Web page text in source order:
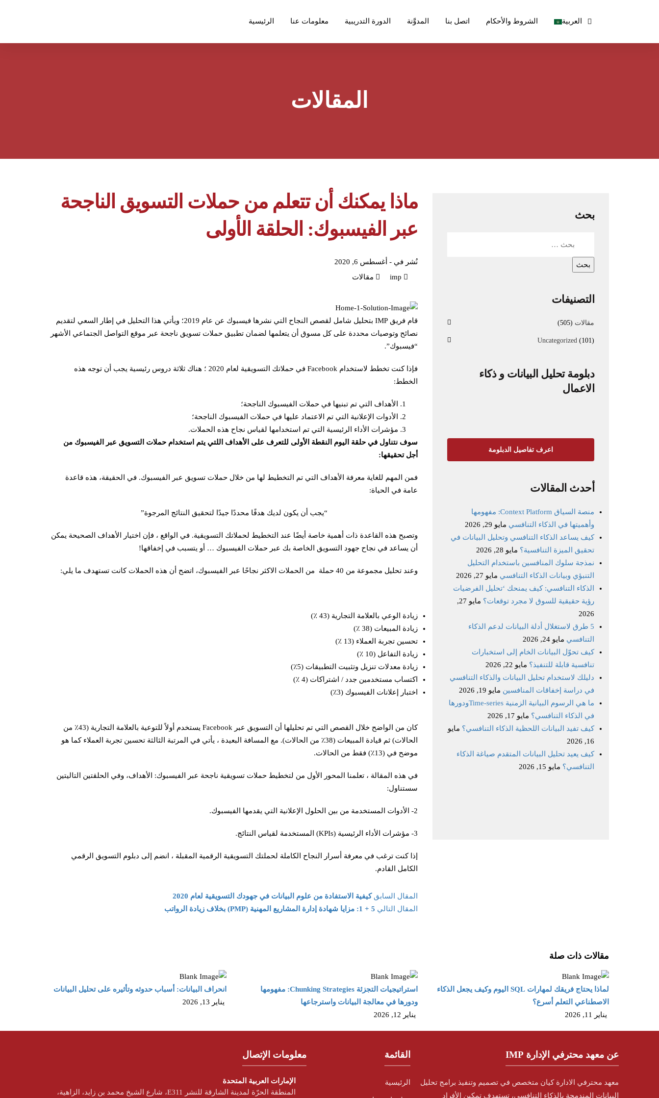
الرئيسية معلومات عنا الدورة التدريبية المدوَّنة اتصل بنا الشروط والأحكام العربية
المقالات
ماذا يمكنك أن تتعلم من حملات التسويق الناجحة
عبر الفيسبوك: الحلقة الأولى
نُشر في - أغسطس 6, 2020
imp
مقالات
قام فريق IMP بتحليل شامل لقصص النجاح التي نشرها فيسبوك عن عام 2019؛ ويأتي هذا التحليل في إطار السعي لتقديم
نصائح وتوصيات محددة على كل مسوق أن يتعلمها لضمان تطبيق حملات تسويق ناجحة عبر موقع التواصل الجتماعي الأشهر
“فيسبوك”.
فإذا كنت تخطط لاستخدام Facebook في حملاتك التسويقية لعام 2020 ؛ هناك ثلاثة دروس رئيسية يجب أن توجه هذه
الخطط:
الأهداف التي تم تبنيها في حملات الفيسبوك الناجحة؛
الأدوات الإعلانية التي تم الاعتماد عليها في حملات الفيسبوك الناجحة؛
مؤشرات الأداء الرئيسية التي تم استخدامها لقياس نجاح هذه الحملات.
سوف نتناول في حلقة اليوم النقطة الأولى للتعرف على الأهداف اللتي يتم استخدام حملات التسويق عبر الفيسبوك من
أجل تحقيقها:
فمن المهم للغاية معرفة الأهداف التي تم التخطيط لها من خلال حملات تسويق عبر الفيسبوك. في الحقيقة، هذه قاعدة
عامة في الحياة:
“يجب أن يكون لديك هدفًا محددًا جيدًا لتحقيق النتائج المرجوة”
وتصبح هذه القاعدة ذات أهمية خاصة أيضًا عند التخطيط لحملاتك التسويقية. في الواقع ، فإن اختيار الأهداف الصحيحة يمكن
أن يساعد في نجاح جهود التسويق الخاصة بك عبر حملات الفيسبوك … أو يتسبب في إخفاقها!
وعند تحليل مجموعة من 40 حملة من الحملات الاكثر نجاحًا عبر الفيسبوك، اتضح أن هذه الحملات كانت تستهدف ما يلي:
زيادة الوعي بالعلامة التجارية (43 ٪)
زيادة المبيعات (38 ٪)
تحسين تجربة العملاء (13 ٪)
زيادة التفاعل (10 ٪)
زيادة معدلات تنزيل وتثبيت التطبيقات (5٪)
اكتساب مستخدمين جدد / اشتراكات (4 ٪)
اختبار إعلانات الفيسبوك (3٪)
كان من الواضح خلال القصص التي تم تحليلها أن التسويق عبر Facebook يستخدم أولاً للتوعية بالعلامة التجارية (43٪ من
الحالات) ثم قيادة المبيعات (38٪ من الحالات). مع المسافة البعيدة ، يأتي في المرتبة الثالثة تحسين تجربة العملاء كما هو
موضح في (13٪) فقط من الحالات.
في هذه المقالة ، تعلمنا المحور الأول من لتخطيط حملات تسويقية ناجحة عبر الفيسبوك: الأهداف، وفي الحلقتين التاليتين
سستناول:
2- الأدوات المستخدمة من بين الحلول الإعلانية التي يقدمها الفيسبوك.
3- مؤشرات الأداء الرئيسية (KPIs) المستخدمة لقياس النتائج.
إذا كنت ترغب في معرفة أسرار النجاح الكاملة لحملتك التسويقية الرقمية المقبلة ، انضم إلى دبلوم التسويق الرقمي
الكامل القادم.
المقال السابقكيفية الاستفادة من علوم البيانات في جهودك التسويقية لعام 2020
المقال التالي 5 + 1: مزايا شهادة إدارة المشاريع المهنية (PMP) بخلاف زيادة الرواتب
بحث
التصنيفات
مقالات (505)
Uncategorized (101)
دبلومة تحليل البيانات و ذكاء
الاعمال
اعرف تفاصيل الدبلومة
أحدث المقالات
منصة السياق Context Platform: مفهومها
وأهميتها في الذكاء التنافسي مايو 29, 2026
كيف يساعد الذكاء التنافسي وتحليل البيانات في
تحقيق الميزة التنافسية؟ مايو 28, 2026
نمذجة سلوك المنافسين باستخدام التحليل
التنبؤي وبيانات الذكاء التنافسي مايو 27, 2026
الذكاء التنافسي: كيف يمنحك ‘تحليل الفرضيات
رؤية حقيقية للسوق لا مجرد توقعات؟
مايو 27,
2026
5 طرق لاستغلال أدلة البيانات لدعم الذكاء
التنافسي مايو 24, 2026
كيف تحوّل البيانات الخام إلى استخبارات
تنافسية قابلة للتنفيذ؟ مايو 22, 2026
دليلك لاستخدام تحليل البيانات والذكاء التنافسي
في دراسة إخفاقات المنافسين مايو 19, 2026
ما هي الرسوم البيانية الزمنية Time‑seriesودورها
في الذكاء التنافسي؟ مايو 17, 2026
كيف تفيد البيانات اللحظية الذكاء التنافسي؟ مايو
16, 2026
كيف يعيد تحليل البيانات المتقدم صياغة الذكاء
التنافسي؟ مايو 15, 2026
مقالات ذات صلة
انحراف البيانات: أسباب حدوثه وتأثيره على تحليل البيانات
يناير 13, 2026
استراتيجيات التجزئة Chunking Strategies: مفهومها
ودورها في معالجة البيانات واسترجاعها
يناير 12, 2026
لماذا يحتاج فريقك لمهارات SQL اليوم وكيف يجعل الذكاء
الاصطناعي التعلم أسرع؟
يناير 11, 2026
عن معهد محترفي الإدارة IMP
معهد محترفي الادارة كيان متخصص في تصميم وتنفيذ برامج تحليل
البيانات المندمجة بالذكاء التنافسي، تستهدف تمكين الأفراد
القائمة
الرئيسية
معلومات الإتصال
الإمارات العربية المتحدة
المنطقة الحرّة لمدينة الشارقة للنشر E311، شارع الشيخ محمد بن زايد، الزاهية،